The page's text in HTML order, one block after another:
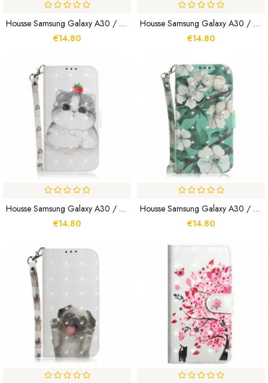
Housse Samsung Galaxy A30 / A20 Hamsters À Lanière
€14.80
Housse Samsung Galaxy A30 / A20 Panda Love À Lanière
€14.80
Housse Samsung Galaxy A30 / A20 Tomate Sur Le Chat À Lanière
€14.80
Housse Samsung Galaxy A30 / A20 Branche En Fleurs À Lanière
€14.80